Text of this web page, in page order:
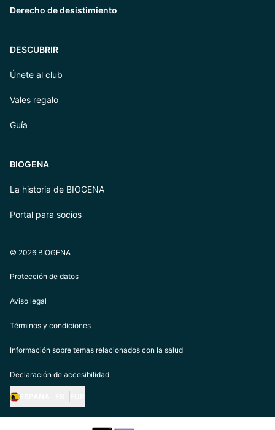
Derecho de desistimiento
DESCUBRIR
Únete al club
Vales regalo
Guía
BIOGENA
La historia de BIOGENA
Portal para socios
© 2026 BIOGENA
Protección de datos
Aviso legal
Términos y condiciones
Información sobre temas relacionados con la salud
Declaración de accesibilidad
https://biogena.com/de-at